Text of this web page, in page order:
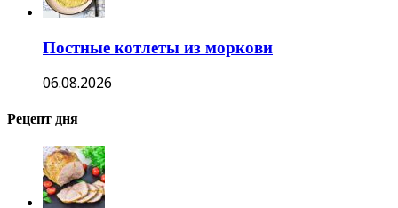
Постные котлеты из моркови
06.08.2026
Рецепт дня